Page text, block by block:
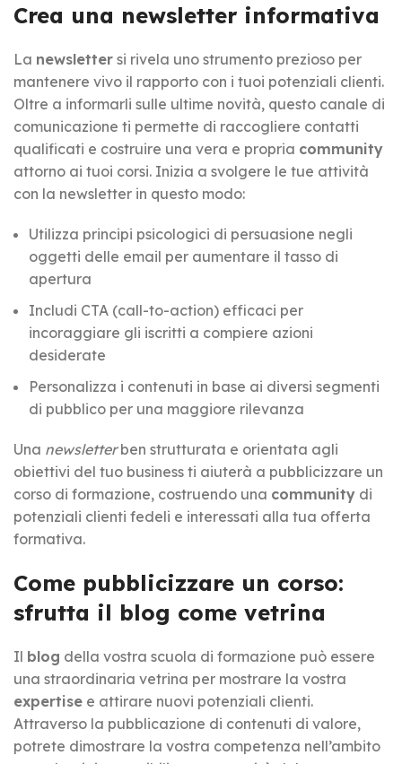
Crea una newsletter informativa
La newsletter si rivela uno strumento prezioso per
mantenere vivo il rapporto con i tuoi potenziali clienti.
Oltre a informarli sulle ultime novità, questo canale di
comunicazione ti permette di raccogliere contatti
qualificati e costruire una vera e propria community
attorno ai tuoi corsi. Inizia a svolgere le tue attività
con la newsletter in questo modo:
Utilizza principi psicologici di persuasione negli
oggetti delle email per aumentare il tasso di
apertura
Includi CTA (call-to-action) efficaci per
incoraggiare gli iscritti a compiere azioni
desiderate
Personalizza i contenuti in base ai diversi segmenti
di pubblico per una maggiore rilevanza
Una newsletterben strutturata e orientata agli
obiettivi del tuo business ti aiuterà a pubblicizzare un
corso di formazione, costruendo una community di
potenziali clienti fedeli e interessati alla tua offerta
formativa.
Come pubblicizzare un corso:
sfrutta il blog come vetrina
Il blog della vostra scuola di formazione può essere
una straordinaria vetrina per mostrare la vostra
expertise e attirare nuovi potenziali clienti.
Attraverso la pubblicazione di contenuti di valore,
potrete dimostrare la vostra competenza nell’ambito